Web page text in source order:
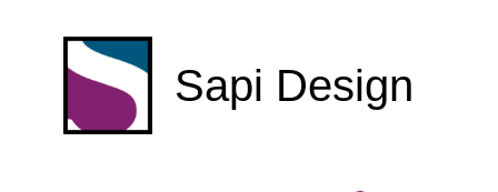
sisältöön
Sapi Design